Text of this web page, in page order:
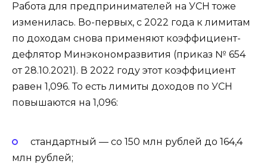
Работа для предпринимателей на УСН тоже
изменилась. Во-первых, с 2022 года к лимитам
по доходам снова применяют коэффициент-
дефлятор Минэкономразвития (приказ № 654
от 28.10.2021). В 2022 году этот коэффициент
равен 1,096. То есть лимиты доходов по УСН
повышаются на 1,096:
стандартный — со 150 млн рублей до 164,4
млн рублей;